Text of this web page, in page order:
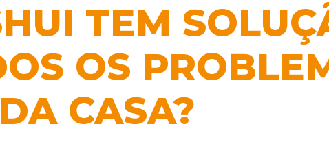
TEM
OS
DA CASA?